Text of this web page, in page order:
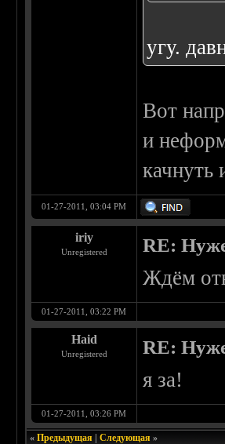
угу.
Вот
и
качнуть
01-27-2011, 03:04 PM
iriy
Unregistered RE:
Ждём
01-27-2011, 03:22 PM
Haid
Unregistered RE:
я за!
01-27-2011, 03:26 PM
«Предыдущая |Следующая »